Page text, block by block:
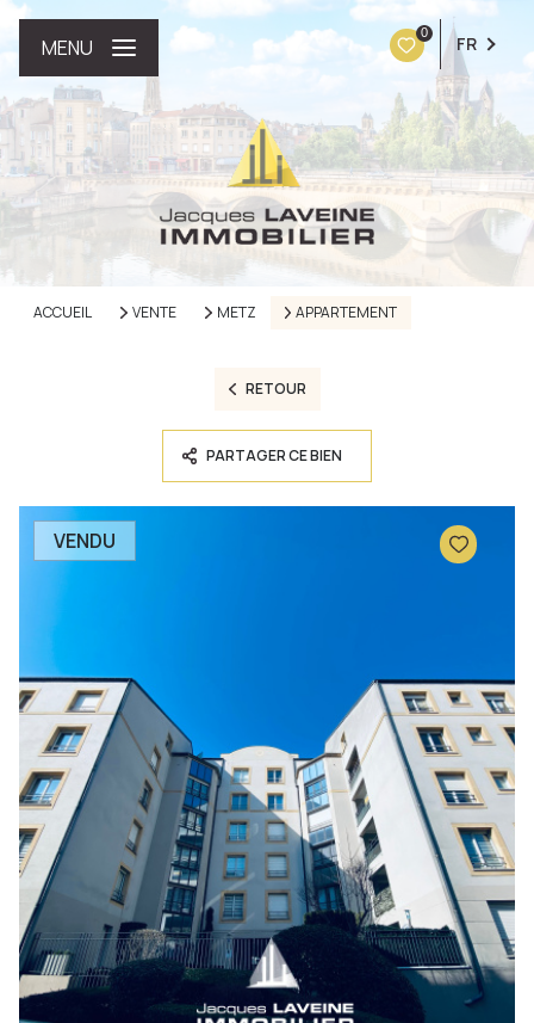
0 FR
MENU
ACCUEIL VENTE METZ APPARTEMENT
RETOUR
PARTAGER CE BIEN
VENDU